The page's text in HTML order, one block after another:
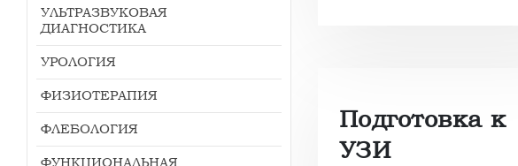
Подготовка к
УЗИ
УЛЬТРАЗВУКОВАЯ
ДИАГНОСТИКА
УРОЛОГИЯ
ФИЗИОТЕРАПИЯ
ФЛЕБОЛОГИЯ
ФУНКЦИОНАЛЬНАЯ